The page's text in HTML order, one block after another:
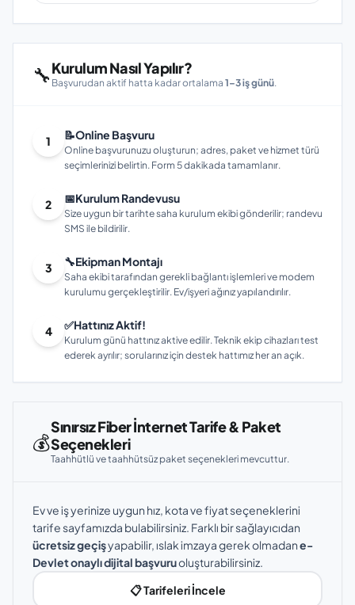
🔧Kurulum Nasıl Yapılır?
Başvurudan aktif hatta kadar ortalama 1–3 iş günü.
1 📝Online Başvuru
Online başvurunuzu oluşturun; adres, paket ve hizmet türü
seçimlerinizi belirtin. Form 5 dakikada tamamlanır.
2 📅Kurulum Randevusu
Size uygun bir tarihte saha kurulum ekibi gönderilir; randevu
SMS ile bildirilir.
3 🔧Ekipman Montajı
Saha ekibi tarafından gerekli bağlantı işlemleri ve modem
kurulumu gerçekleştirilir. Ev/işyeri ağınız yapılandırılır.
4 ✅Hattınız Aktif!
Kurulum günü hattınız aktive edilir. Teknik ekip cihazları test
ederek ayrılır; sorularınız için destek hattımız her an açık.
💰
Sınırsız Fiber İnternet Tarife & Paket
Seçenekleri
Taahhütlü ve taahhütsüz paket seçenekleri mevcuttur.
Ev ve iş yerinize uygun hız, kota ve fiyat seçeneklerini
tarife sayfamızda bulabilirsiniz. Farklı bir sağlayıcıdan
ücretsiz geçişyapabilir, ıslak imzaya gerek olmadane-
Devlet onaylı dijital başvuruoluşturabilirsiniz.
📋 Tarifeleri İncele